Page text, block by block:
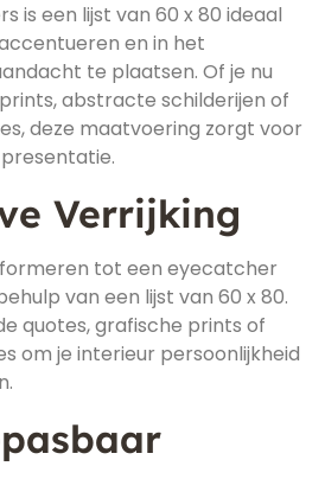
is een lijst van 60 x 80 ideaal
en in het
te plaatsen. Of je nu
abstracte schilderijen of
deze maatvoering zorgt voor
Verrijking
tot een eyecatcher
van een lijst van 60 x 80.
quotes, grafische prints of
om je interieur persoonlijkheid